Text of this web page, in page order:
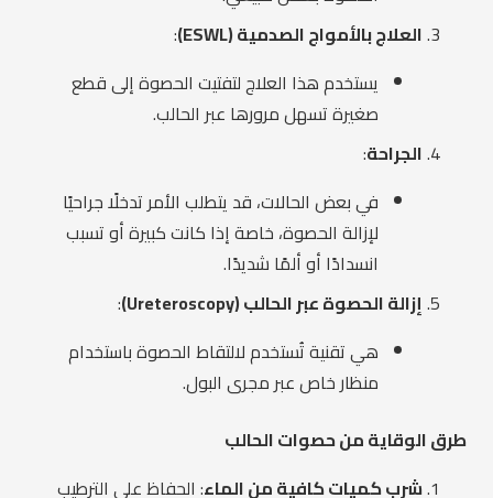
العلاج بالأمواج الصدمية (ESWL)
:
يستخدم هذا العلاج لتفتيت الحصوة إلى قطع
صغيرة تسهل مرورها عبر الحالب.
الجراحة:
في بعض الحالات، قد يتطلب الأمر تدخلًا جراحيًا
لإزالة الحصوة، خاصة إذا كانت كبيرة أو تسبب
انسدادًا أو ألمًا شديدًا.
إزالة الحصوة عبر الحالب (Ureteroscopy)
:
هي تقنية تُستخدم لالتقاط الحصوة باستخدام
منظار خاص عبر مجرى البول.
طرق الوقاية من حصوات الحالب
شرب كميات كافية من الماء: الحفاظ على الترطيب